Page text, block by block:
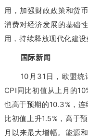
用，加强财政政策和货
消费对经济发展的基础
用，持续释放现代化建
国际新闻
10月31日，欧盟统
CPI同比初值从上月的
也高于预期的10.3%，
比初值上升1.5%，高于
月以来最大增幅。能源